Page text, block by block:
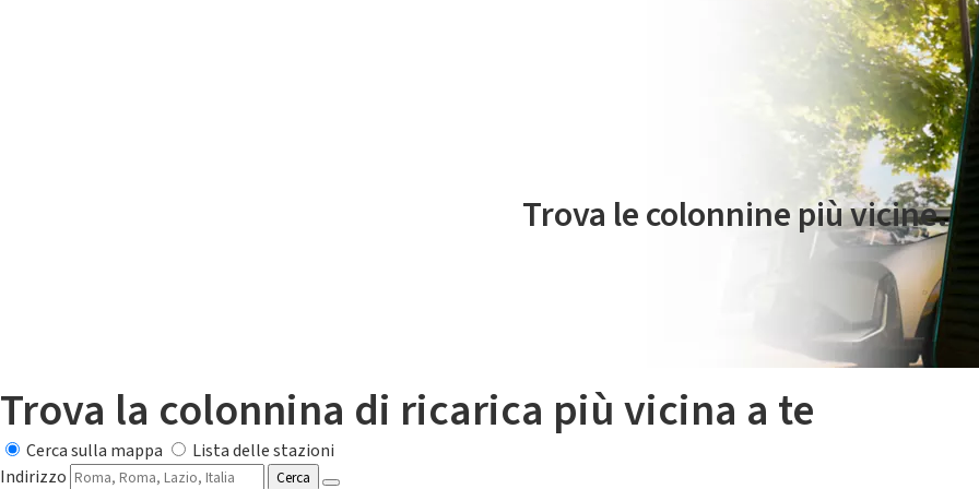
Il servizio di mobilità elettrica è gestito da Plenitude On The Road
Trova le colonnine più vicine.
Trova la colonnina di ricarica più vicina a te
Cerca sulla mappa
Lista delle stazioni
Indirizzo
Cerca